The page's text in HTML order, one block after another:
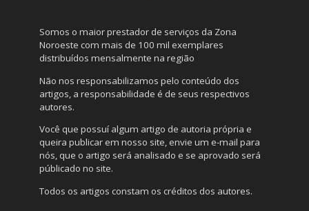
Somos o maior prestador de serviços da Zona
Noroeste com mais de 100 mil exemplares
distribuídos mensalmente na região
Não nos responsabilizamos pelo conteúdo dos
artigos, a responsabilidade é de seus respectivos
autores.
Você que possuí algum artigo de autoria própria e
queira publicar em nosso site, envie um e-mail para
nós, que o artigo será analisado e se aprovado será
públicado no site.
Todos os artigos constam os créditos dos autores.